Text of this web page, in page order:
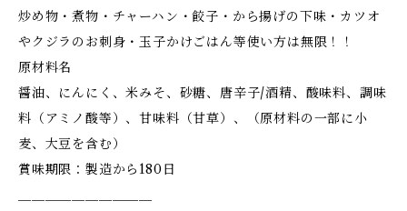
炒め物・煮物・チャーハン・餃子・から揚げの下味・カツオ
やクジラのお刺身・玉子かけごはん等使い方は無限！！
原材料名
醤油、にんにく、米みそ、砂糖、唐辛子/酒精、酸味料、調味
料（アミノ酸等）、甘味料（甘草）、（原材料の一部に小
麦、大豆を含む）
賞味期限：製造から180日